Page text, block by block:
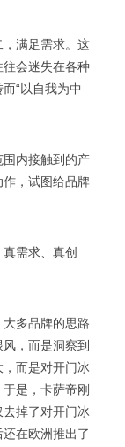
满足需求。这
会迷失在各种
“以自我为中
内接触到的产
，试图给品牌
需求、真创
多品牌的思路
，而是洞察到
而是对开门冰
是，卡萨帝刚
掉了对开门冰
在欧洲推出了